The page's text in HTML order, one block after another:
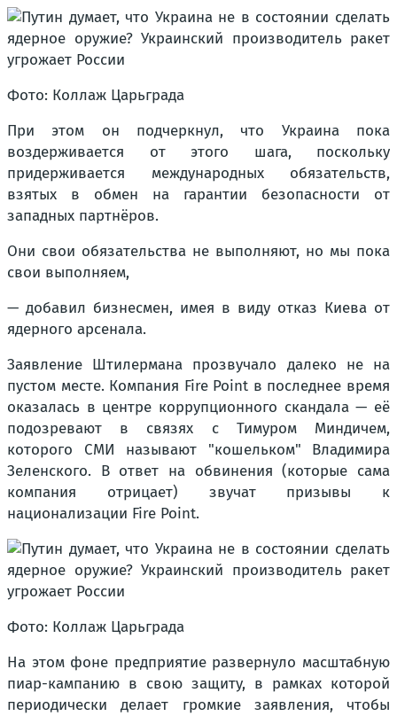
Фото: Коллаж Царьграда
При этом он подчеркнул, что Украина пока
воздерживается от этого шага, поскольку
придерживается международных обязательств,
взятых в обмен на гарантии безопасности от
западных партнёров.
Они свои обязательства не выполняют, но мы пока
свои выполняем,
— добавил бизнесмен, имея в виду отказ Киева от
ядерного арсенала.
Заявление Штилермана прозвучало далеко не на
пустом месте. Компания Fire Point в последнее время
оказалась в центре коррупционного скандала — её
подозревают в связях с Тимуром Миндичем,
которого СМИ называют "кошельком" Владимира
Зеленского. В ответ на обвинения (которые сама
компания отрицает) звучат призывы к
национализации Fire Point.
Фото: Коллаж Царьграда
На этом фоне предприятие развернуло масштабную
пиар-кампанию в свою защиту, в рамках которой
периодически делает громкие заявления, чтобы